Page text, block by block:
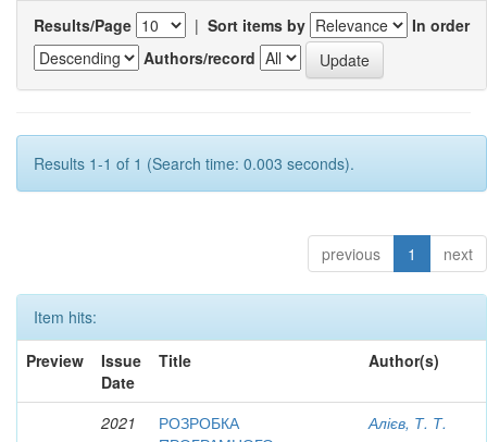
Results/Page | Sort items by
In order
Authors/record
Results 1-1 of 1 (Search time: 0.003 seconds).
previous 1 next
Item hits:
Preview
Issue
Date
Title Author(s)
2021
РОЗРОБКА
Алієв, Т. Т.